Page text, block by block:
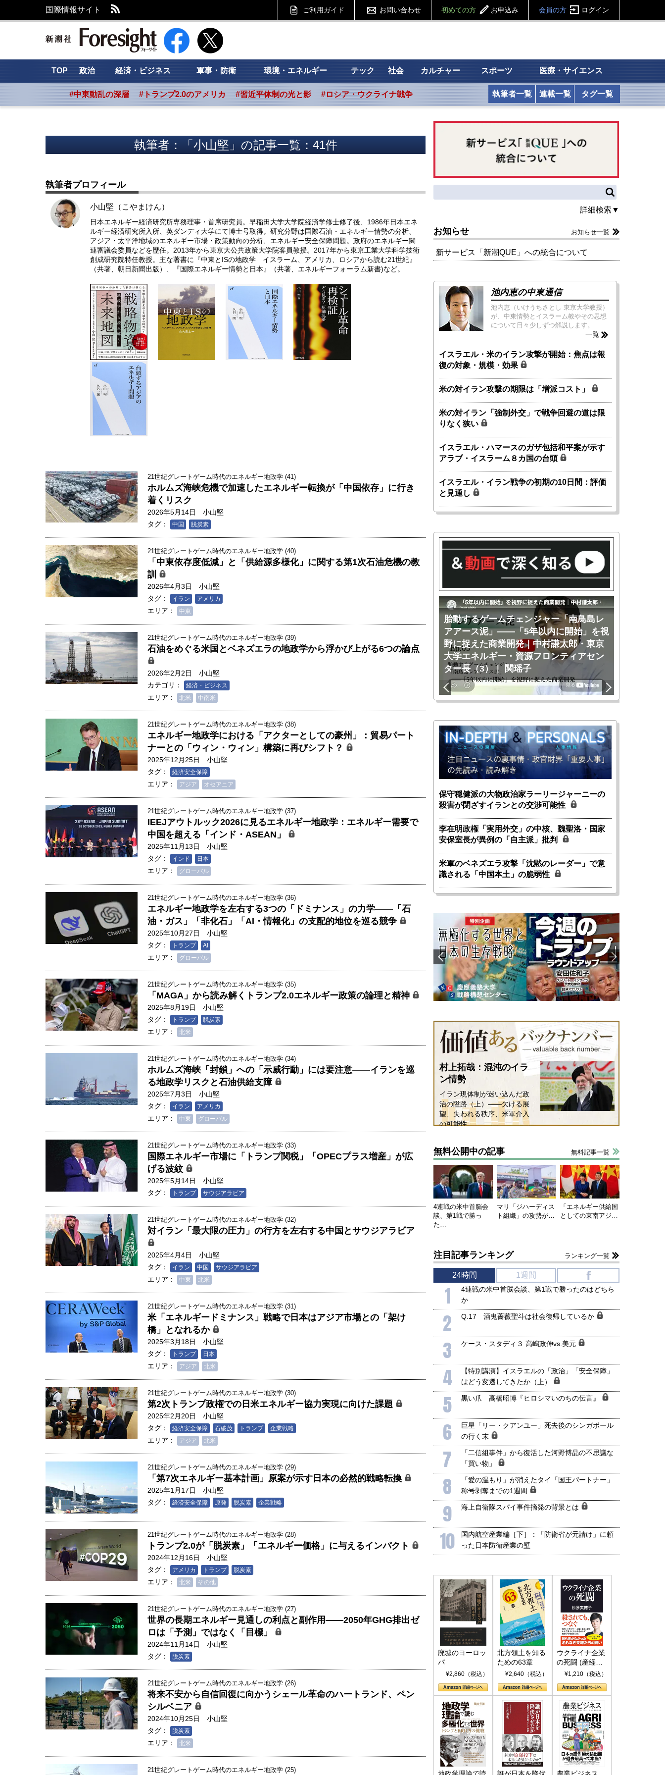
国際情報サイト ご利用ガイド お問い合わせ 初めての方 お申込み 会員の方 ログイン
新潮社 Foresight フォーサイト
TOP 政治 経済・ビジネス 軍事・防衛 環境・エネルギー テック 社会 カルチャー スポーツ 医療・サイエンス
#中東動乱の深層 #トランプ2.0のアメリカ #習近平体制の光と影 #ロシア・ウクライナ戦争 執筆者一覧 連載一覧 タグ一覧
執筆者：「小山堅」の記事一覧：41件
執筆者プロフィール
小山堅（こやまけん）
日本エネルギー経済研究所専務理事・首席研究員。早稲田大学大学院経済学修士修了後、1986年日本エネ
ルギー経済研究所入所、英ダンディ大学にて博士号取得。研究分野は国際石油・エネルギー情勢の分析、
アジア・太平洋地域のエネルギー市場・政策動向の分析、エネルギー安全保障問題。政府のエネルギー関
連審議会委員などを歴任。2013年から東京大公共政策大学院客員教授。2017年から東京工業大学科学技術
創成研究院特任教授。主な著書に『中東とISの地政学 イスラーム、アメリカ、ロシアから読む21世紀』
（共著、朝日新聞出版）、『国際エネルギー情勢と日本』（共著、エネルギーフォーラム新書)など。
21世紀グレートゲーム時代のエネルギー地政学 (41)
ホルムズ海峡危機で加速したエネルギー転換が「中国依存」に行き
着くリスク
2026年5月14日
小山堅
タグ：
中国 脱炭素
21世紀グレートゲーム時代のエネルギー地政学 (40)
「中東依存度低減」と「供給源多様化」に関する第1次石油危機の教
訓
2026年4月3日
小山堅
タグ：
イラン アメリカ
エリア： 中東
21世紀グレートゲーム時代のエネルギー地政学 (39)
石油をめぐる米国とベネズエラの地政学から浮かび上がる6つの論点
2026年2月2日
小山堅
カテゴリ：
経済・ビジネス
エリア： 北米 中南米
21世紀グレートゲーム時代のエネルギー地政学 (38)
エネルギー地政学における「アクターとしての豪州」：貿易パート
ナーとの「ウィン・ウィン」構築に再びシフト？
2025年12月25日
小山堅
タグ：
経済安全保障
エリア： アジア オセアニア
21世紀グレートゲーム時代のエネルギー地政学 (37)
IEEJアウトルック2026に見るエネルギー地政学：エネルギー需要で
中国を超える「インド・ASEAN」
2025年11月13日
小山堅
タグ：
インド 日本
エリア： グローバル
21世紀グレートゲーム時代のエネルギー地政学 (36)
エネルギー地政学を左右する3つの「ドミナンス」の力学――「石
油・ガス」「非化石」「AI・情報化」の支配的地位を巡る競争
2025年10月27日
小山堅
タグ：
トランプ AI
エリア： グローバル
21世紀グレートゲーム時代のエネルギー地政学 (35)
「MAGA」から読み解くトランプ2.0エネルギー政策の論理と精神
2025年8月19日
小山堅
タグ：
トランプ 脱炭素
エリア： 北米
21世紀グレートゲーム時代のエネルギー地政学 (34)
ホルムズ海峡「封鎖」への「示威行動」には要注意――イランを巡
る地政学リスクと石油供給支障
2025年7月3日
小山堅
タグ：
イラン アメリカ
エリア： 中東 グローバル
21世紀グレートゲーム時代のエネルギー地政学 (33)
国際エネルギー市場に「トランプ関税」「OPECプラス増産」が広
げる波紋
2025年5月14日
小山堅
タグ：
トランプ サウジアラビア
21世紀グレートゲーム時代のエネルギー地政学 (32)
対イラン「最大限の圧力」の行方を左右する中国とサウジアラビア
2025年4月4日
小山堅
タグ：
イラン 中国 サウジアラビア
エリア： 中東 北米
21世紀グレートゲーム時代のエネルギー地政学 (31)
米「エネルギードミナンス」戦略で日本はアジア市場との「架け
橋」となれるか
2025年3月18日
小山堅
タグ：
トランプ 日本
エリア： アジア 北米
21世紀グレートゲーム時代のエネルギー地政学 (30)
第2次トランプ政権での日米エネルギー協力実現に向けた課題
2025年2月20日
小山堅
タグ：
経済安全保障 石破茂 トランプ 企業戦略
エリア： アジア 北米
21世紀グレートゲーム時代のエネルギー地政学 (29)
「第7次エネルギー基本計画」原案が示す日本の必然的戦略転換
2025年1月17日
小山堅
タグ：
経済安全保障 原発 脱炭素 企業戦略
21世紀グレートゲーム時代のエネルギー地政学 (28)
トランプ2.0が「脱炭素」「エネルギー価格」に与えるインパクト
2024年12月16日
小山堅
タグ：
アメリカ トランプ 脱炭素
エリア： 北米 その他
21世紀グレートゲーム時代のエネルギー地政学 (27)
世界の長期エネルギー見通しの利点と副作用――2050年GHG排出ゼ
ロは「予測」ではなく「目標」
2024年11月14日
小山堅
タグ：
脱炭素
21世紀グレートゲーム時代のエネルギー地政学 (26)
将来不安から自信回復に向かうシェール革命のハートランド、ペン
シルベニア
2024年10月25日
小山堅
タグ：
脱炭素
エリア： 北米
21世紀グレートゲーム時代のエネルギー地政学 (25)
詳細検索▼
お知らせ お知らせ一覧
新サービス「新潮QUE」への統合について
池内恵の中東通信
池内恵（いけうちさとし 東京大学教授）
が、中東情勢とイスラーム教やその思想
について日々少しずつ解説します。
一覧
イスラエル・米のイラン攻撃が開始：焦点は報
復の対象・規模・効果
米の対イラン攻撃の期限は「増派コスト」
米の対イラン「強制外交」で戦争回避の道は限
りなく狭い
イスラエル・ハマースのガザ包括和平案が示す
アラブ・イスラーム８カ国の台頭
イスラエル・イラン戦争の初期の10日間：評価
と見通し
人は「地上の太陽」を手にするか 核融
合発電の現在地――実現・普及後の「世
界像」｜江尻晶・東京大学大学院新領域
創成科学研究科教授（4）｜ 関瑶子
サプライチェーン｜中村謙太郎・東京大
学エネルギー・資源フロンティアセンタ
胎動するゲームチェンジャー「南鳥島レ
アアース泥」――「5年以内に開始」を視
野に捉えた商業開発｜中村謙太郎・東京
大学エネルギー・資源フロンティアセン
ター長（3）｜ 関瑶子
保守穏健派の大物政治家ラーリージャーニーの
殺害が閉ざすイランとの交渉可能性
李在明政権「実用外交」の中核、魏聖洛・国家
安保室長が異例の「自主派」批判
米軍のベネズエラ攻撃「沈黙のレーダー」で意
識される「中国本土」の脆弱性
村上拓哉：混沌のイラ
ン情勢
イラン現体制が迷い込んだ政
治の隘路（上）――欠ける展
望、失われる秩序、米軍介入
の可能性
無料公開中の記事 無料記事一覧
4連戦の米中首脳会
談、第1戦で勝っ
た…
マリ「ジハーディス
ト組織」の攻勢が…
「エネルギー供給国
としての東南アジ…
注目記事ランキング ランキング一覧
24時間 1週間
1
4連戦の米中首脳会談、第1戦で勝ったのはどちら
か
2 Q.17 酒鬼薔薇聖斗は社会復帰しているか
3 ケース・スタディ３ 高嶋政伸vs.美元
4
【特別講演】イスラエルの「政治」「安全保障」
はどう変遷してきたか（上）
5 黒い爪 高橋昭博『ヒロシマいのちの伝言』
6
巨星「リー・クアンユー」死去後のシンガポール
の行く末
7
「二信組事件」から復活した河野博晶の不思議な
「買い物」
8
「愛の温もり」が消えたタイ「国王パートナー」
称号剥奪までの1週間
9 海上自衛隊スパイ事件摘発の背景とは
10
国内航空産業編［下］：「防衛省が元請け」に頼
った日本防衛産業の壁
廃墟のヨーロッ
パ
¥2,860（税込）
北方領土を知る
ための63章
¥2,640（税込）
ウクライナ企業
の死闘 (産経セ
レクト S 039)
¥1,210（税込）
地政学理論で読 誰が日本を降伏 農業ビジネス